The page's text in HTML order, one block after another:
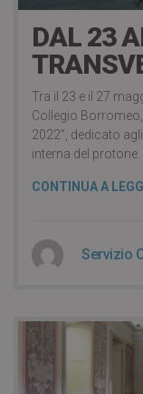
DAL 23
Tra il 23 e il 27
Collegio
2022”, dedicato
interna del protone.
CONTINUA A
Servizio